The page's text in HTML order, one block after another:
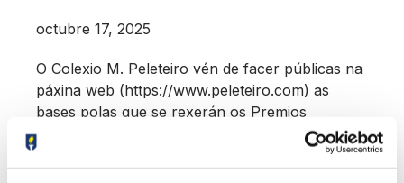
octubre 17, 2025
O Colexio M. Peleteiro vén de facer públicas na
páxina web (https://www.peleteiro.com) as
bases polas que se rexerán os Premios
Literarios Minerva na súa edición